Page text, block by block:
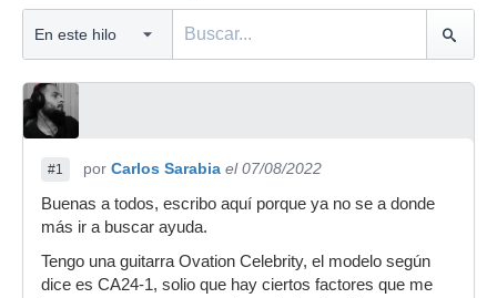
#1 por Carlos Sarabia el 07/08/2022
Buenas a todos, escribo aquí porque ya no se a donde
más ir a buscar ayuda.
Tengo una guitarra Ovation Celebrity, el modelo según
dice es CA24-1, solio que hay ciertos factores que me